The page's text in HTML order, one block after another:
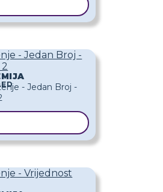
- Jedan Broj -
- Vrijednost